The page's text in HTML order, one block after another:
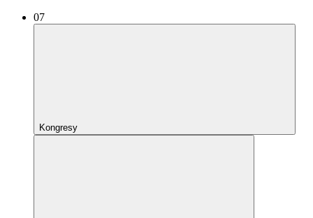
07
Kongresy